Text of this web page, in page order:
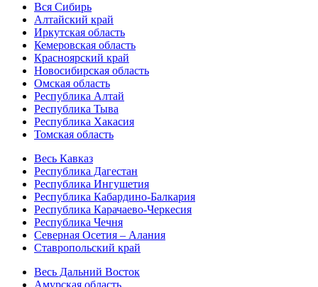
Вся Сибирь
Алтайский край
Иркутская область
Кемеровская область
Красноярский край
Новосибирская область
Омская область
Республика Алтай
Республика Тыва
Республика Хакасия
Томская область
Весь Кавказ
Республика Дагестан
Республика Ингушетия
Республика Кабардино-Балкария
Республика Карачаево-Черкесия
Республика Чечня
Северная Осетия – Алания
Ставропольский край
Весь Дальний Восток
Амурская область